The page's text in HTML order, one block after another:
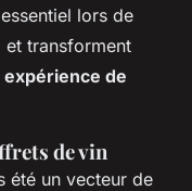
lors de
et transforment
expérience de
de vin
été un vecteur de